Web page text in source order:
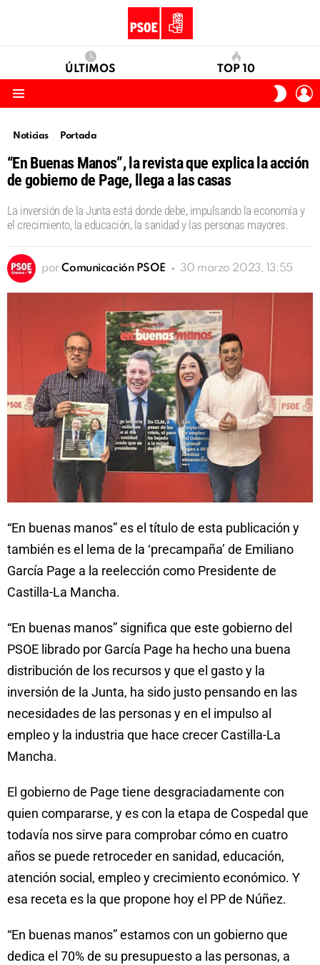
ÚLTIMOS TOP 10
SKIN
Noticias Portada
“En Buenas Manos”, la revista que explica la acción
de gobierno de Page, llega a las casas
La inversión de la Junta está donde debe, impulsando la economía y
el crecimiento, la educación, la sanidad y las personas mayores.
por Comunicación PSOE 30 marzo 2023, 13:55
“En buenas manos” es el título de esta publicación y
también es el lema de la ‘precampaña’ de Emiliano
García Page a la reelección como Presidente de
Castilla-La Mancha.
“En buenas manos” significa que este gobierno del
PSOE librado por García Page ha hecho una buena
distribución de los recursos y que el gasto y la
inversión de la Junta, ha sido justo pensando en las
necesidades de las personas y en el impulso al
empleo y la industria que hace crecer Castilla-La
Mancha.
El gobierno de Page tiene desgraciadamente con
quien compararse, y es con la etapa de Cospedal que
todavía nos sirve para comprobar cómo en cuatro
años se puede retroceder en sanidad, educación,
atención social, empleo y crecimiento económico. Y
esa receta es la que propone hoy el PP de Núñez.
“En buenas manos” estamos con un gobierno que
dedica el 70% de su presupuesto a las personas, a